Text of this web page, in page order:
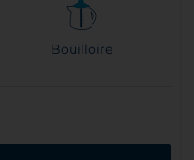
Bouilloire